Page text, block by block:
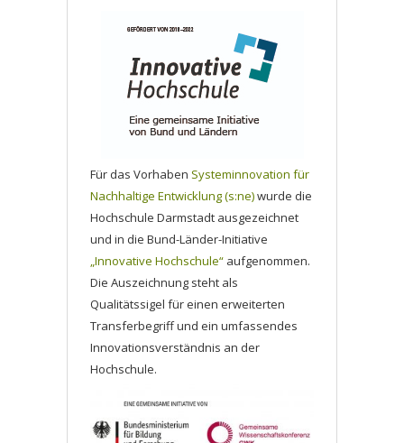
Für das Vorhaben Systeminnovation für
Nachhaltige Entwicklung (s:ne)wurde die
Hochschule Darmstadt ausgezeichnet
und in die Bund-Länder-Initiative
„Innovative Hochschule“ aufgenommen.
Die Auszeichnung steht als
Qualitätssigel für einen erweiterten
Transferbegriff und ein umfassendes
Innovationsverständnis an der
Hochschule.